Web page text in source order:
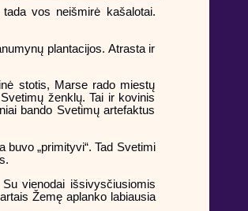
vos neišmirė kašalotai.
plantacijos. Atrasta ir
stotis, Marse rado miestų
ženklų. Tai ir kovinis
bando Svetimų artefaktus
„primityvi“. Tad Svetimi
vienodai išsivysčiusiomis
Žemę aplanko labiausia